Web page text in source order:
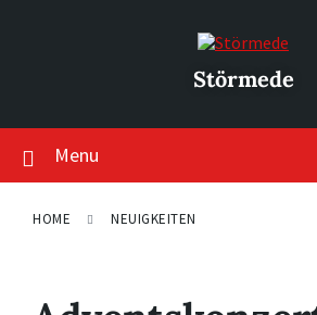
Störmede
Menu
HOME NEUIGKEITEN